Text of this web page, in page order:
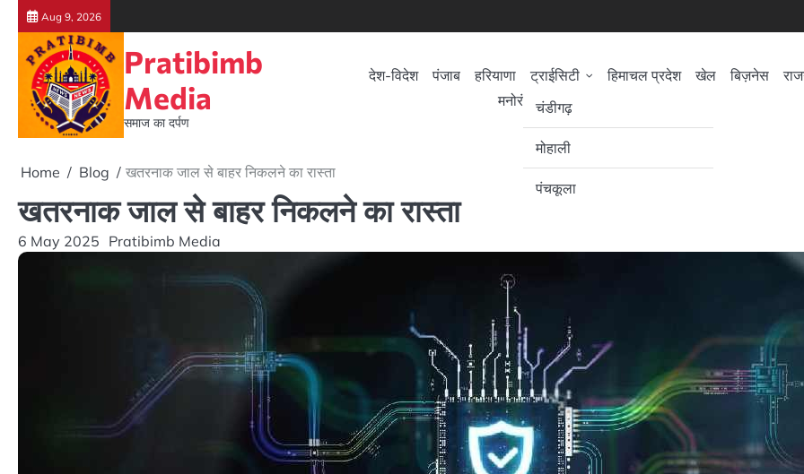
Skip
content
Aug 9, 2026
Pratibimb
Media
समाज का दर्पण
देश-विदेश पंजाब हरियाणा
ट्राईसिटी
चंडीगढ़
मोहाली
पंचकूला
हिमाचल प्रदेश खेल बिज़नेस
मनोरंजन/सिनेमा
Home Blog खतरनाक जाल से बाहर निकलने का रास्ता
खतरनाक जाल से बाहर निकलने का रास्ता
6 May 2025 Pratibimb Media